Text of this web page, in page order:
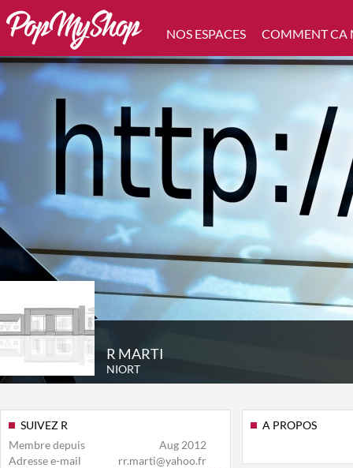
NOS ESPACES COMMENT CA
R MARTI
NIORT
SUIVEZ R
Membre depuis
Aug 2012
Adresse e-mail
rr.marti@yahoo.fr
A PROPOS